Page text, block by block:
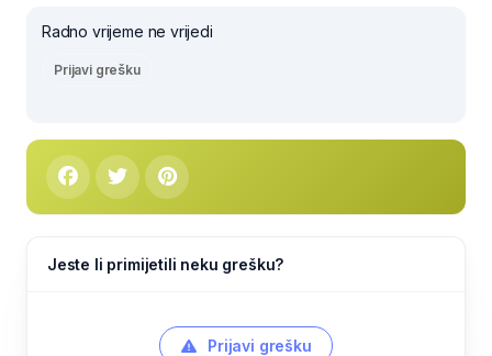
Radno vrijeme ne vrijedi
Prijavi grešku
Jeste li primijetili neku grešku?
Prijavi grešku